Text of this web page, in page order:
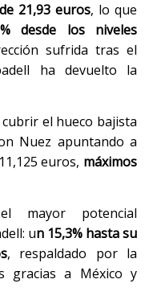
21,93 euros, lo que
desde los niveles
sufrida tras el
ha devuelto la
el hueco bajista
Nuez apuntando a
euros, máximos
mayor potencial
un 15,3% hasta su
, respaldado por la
gracias a México y